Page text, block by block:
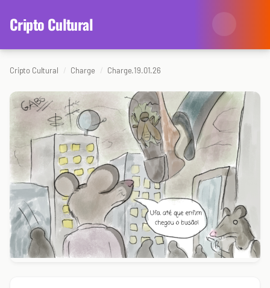
content
Cripto Cultural
Categorias
Agenda
Arte
Cinema
Literatura
Música
Eventos
Colunistas
Redes Antissociais
Sobre Nós
Arquivo
Cripto Cultural Charge Charge.19.01.26